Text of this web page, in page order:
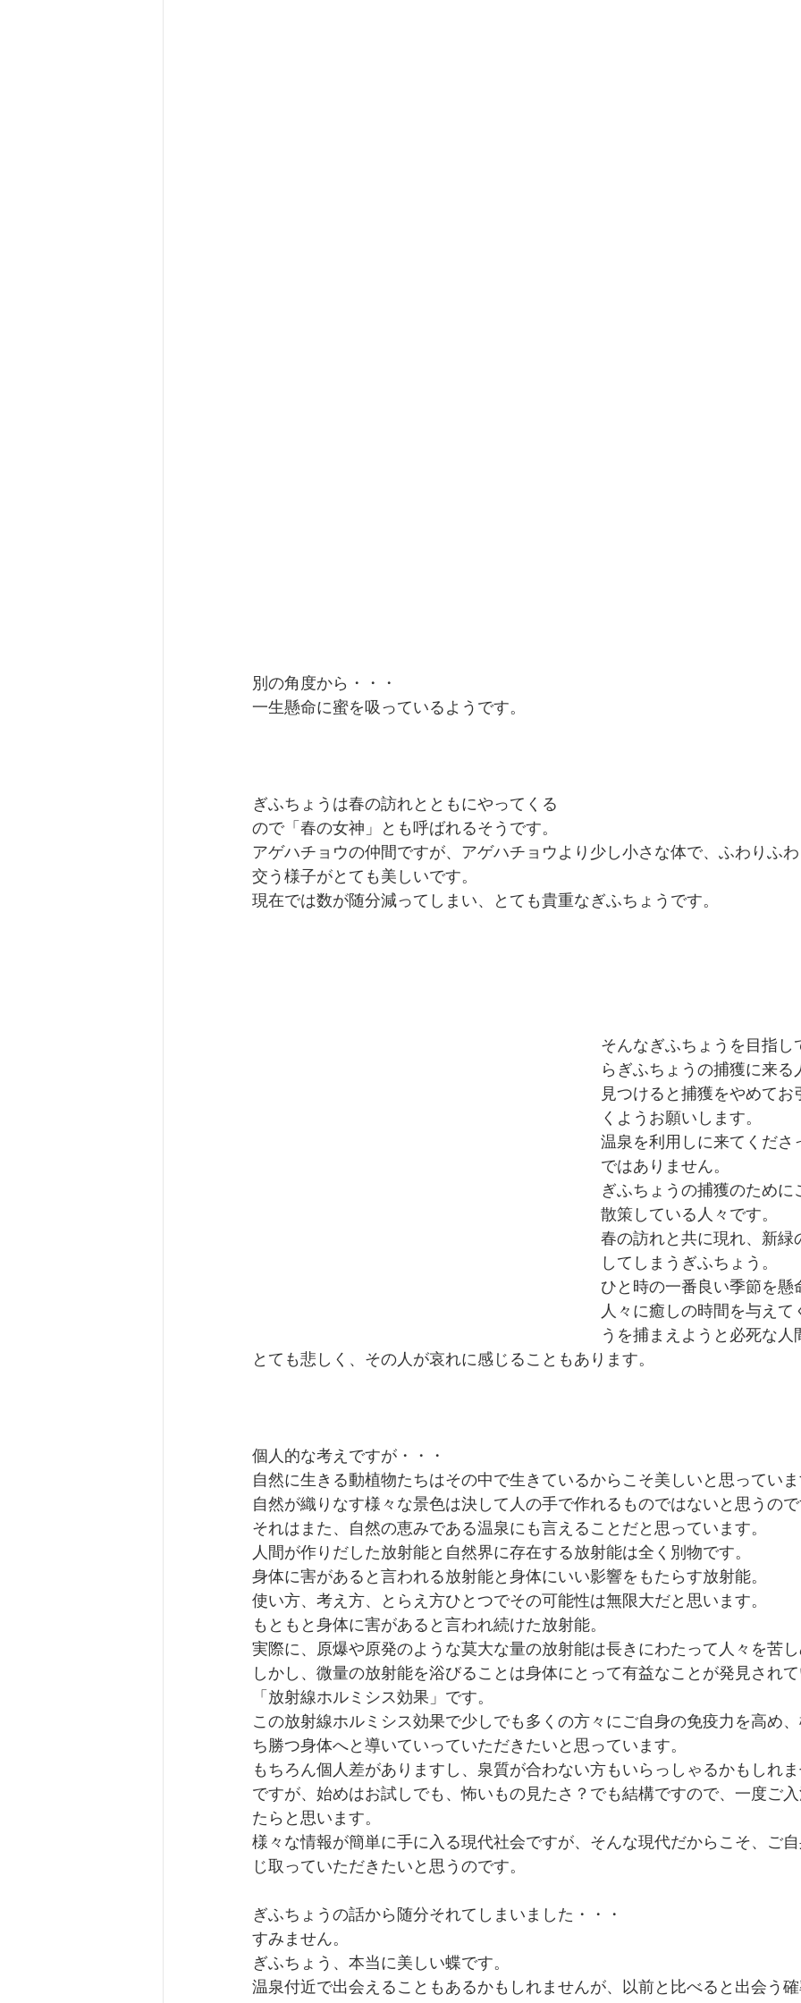
別の角度から・・・
一生懸命に蜜を吸っているようです。
ぎふちょうは春の訪れとともにやってくる
ので「春の女神」とも呼ばれるそうです。
アゲハチョウの仲間ですが、アゲハチョウより少し小さな体で、ふわりふ
交う様子がとても美しいです。
現在では数が随分減ってしまい、とても貴重なぎふちょうです。
そんなぎふちょうを目指し
らぎふちょうの捕獲に来る
見つけると捕獲をやめてお
くようお願いします。
温泉を利用しに来てくださ
ではありません。
ぎふちょうの捕獲のために
散策している人々です。
春の訪れと共に現れ、新緑
してしまうぎふちょう。
ひと時の一番良い季節を懸
人々に癒しの時間を与えて
うを捕まえようと必死な人
とても悲しく、その人が哀れに感じることもあります。
個人的な考えですが・・・
自然に生きる動植物たちはその中で生きているからこそ美しいと思ってい
自然が織りなす様々な景色は決して人の手で作れるものではないと思うの
それはまた、自然の恵みである温泉にも言えることだと思っています。
人間が作りだした放射能と自然界に存在する放射能は全く別物です。
身体に害があると言われる放射能と身体にいい影響をもたらす放射能。
使い方、考え方、とらえ方ひとつでその可能性は無限大だと思います。
もともと身体に害があると言われ続けた放射能。
実際に、原爆や原発のような莫大な量の放射能は長きにわたって人々を苦
しかし、微量の放射能を浴びることは身体にとって有益なことが発見され
「放射線ホルミシス効果」です。
この放射線ホルミシス効果で少しでも多くの方々にご自身の免疫力を高め
ち勝つ身体へと導いていっていただきたいと思っています。
もちろん個人差がありますし、泉質が合わない方もいらっしゃるかもしれ
ですが、始めはお試しでも、怖いもの見たさ？でも結構ですので、一度ご
たらと思います。
様々な情報が簡単に手に入る現代社会ですが、そんな現代だからこそ、ご
じ取っていただきたいと思うのです。
ぎふちょうの話から随分それてしまいました・・・
すみません。
ぎふちょう、本当に美しい蝶です。
温泉付近で出会えることもあるかもしれませんが、以前と比べると出会う